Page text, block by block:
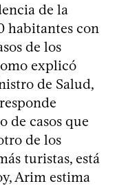
de la
habitantes con
de los
explicó
de Salud,
de casos que
de los
turistas, está
Arim estima